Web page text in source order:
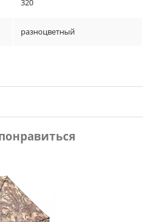
320
разноцветный